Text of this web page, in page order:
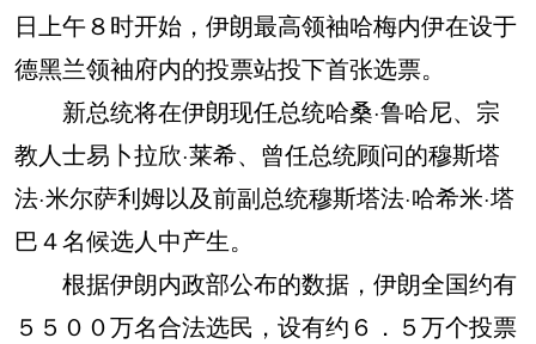
日上午８时开始，伊朗最高领袖哈梅内伊在设于
德黑兰领袖府内的投票站投下首张选票。
新总统将在伊朗现任总统哈桑·鲁哈尼、宗
教人士易卜拉欣·莱希、曾任总统顾问的穆斯塔
法·米尔萨利姆以及前副总统穆斯塔法·哈希米·塔
巴４名候选人中产生。
根据伊朗内政部公布的数据，伊朗全国约有
５５００万名合法选民，设有约６．５万个投票